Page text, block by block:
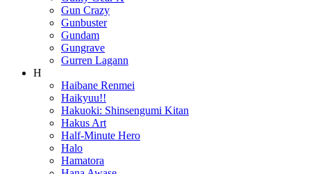
Gun Crazy
Gunbuster
Gundam
Gungrave
Gurren Lagann
H
Haibane Renmei
Haikyuu!!
Hakuoki: Shinsengumi Kitan
Hakus Art
Half-Minute Hero
Halo
Hamatora